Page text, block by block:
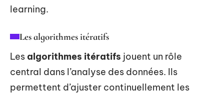
learning.
Les algorithmes itératifs
Les algorithmes itératifs jouent un rôle
central dans l’analyse des données. Ils
permettent d’ajuster continuellement les